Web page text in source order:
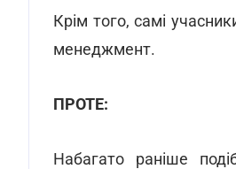
Крім того, самі
менеджмент.
ПРОТЕ:
Набагато раніше